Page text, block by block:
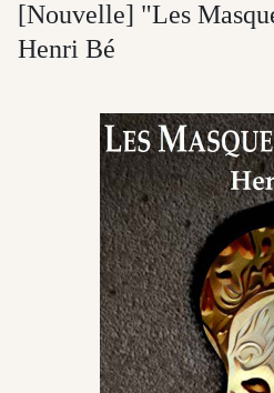
[Nouvelle] "Les
Henri Bé